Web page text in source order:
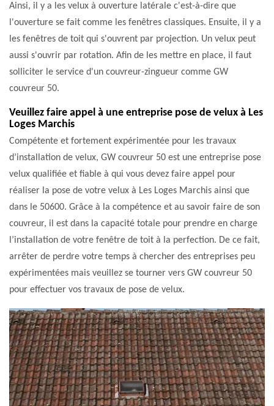
Ainsi, il y a les velux à ouverture latérale c'est-à-dire que
l'ouverture se fait comme les fenêtres classiques. Ensuite, il y a
les fenêtres de toit qui s'ouvrent par projection. Un velux peut
aussi s'ouvrir par rotation. Afin de les mettre en place, il faut
solliciter le service d'un couvreur-zingueur comme GW
couvreur 50.
Veuillez faire appel à une entreprise pose de velux à Les
Loges Marchis
Compétente et fortement expérimentée pour les travaux
d’installation de velux, GW couvreur 50 est une entreprise pose
velux qualifiée et fiable à qui vous devez faire appel pour
réaliser la pose de votre velux à Les Loges Marchis ainsi que
dans le 50600. Grâce à la compétence et au savoir faire de son
couvreur, il est dans la capacité totale pour prendre en charge
l’installation de votre fenêtre de toit à la perfection. De ce fait,
arrêter de perdre votre temps à chercher des entreprises peu
expérimentées mais veuillez se tourner vers GW couvreur 50
pour effectuer vos travaux de pose de velux.